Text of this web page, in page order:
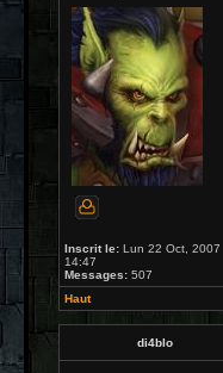
Inscrit le: Lun 22 Oct, 2007
14:47
Messages: 507
Haut
di4blo